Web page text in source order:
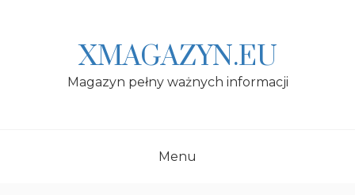
XMAGAZYN.EU
Magazyn pełny ważnych informacji
Menu